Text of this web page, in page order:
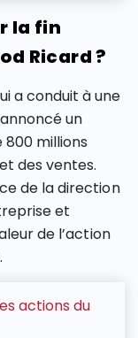
la fin
Ricard ?
a conduit à une
un
800 millions
des ventes​​.
de la direction
et
de l’action
actions du